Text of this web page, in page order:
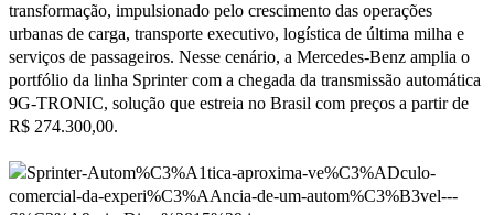
transformação, impulsionado pelo crescimento das operações
urbanas de carga, transporte executivo, logística de última milha e
serviços de passageiros. Nesse cenário, a Mercedes-Benz amplia o
portfólio da linha Sprinter com a chegada da transmissão automática
9G-TRONIC, solução que estreia no Brasil com preços a partir de
R$ 274.300,00.